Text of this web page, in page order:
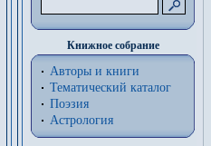
Книжное собрание
Авторы и книги
Тематический каталог
Поэзия
Астрология